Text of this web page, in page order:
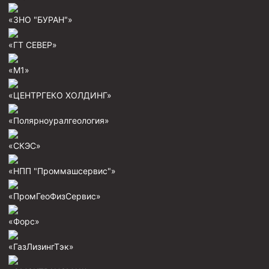
Труболовки
Шламометаллоуловитель ШМУ
заводным зубом
Фрезеры стартово-оконные
Печати свинцовые
Калибраторы расширители
«ЗНО "БУРАН"»
«ГТ СЕВЕР»
«М1»
«ЦЕНТРГЕКО ХОЛДИНГ»
«Полярноуралгеология»
«СКЭС»
«НПП "Проммашсервис"»
«ПромГеоФизСервис»
«Форс»
«ГазЛизингТэк»